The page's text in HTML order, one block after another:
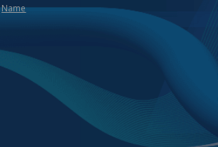
Name